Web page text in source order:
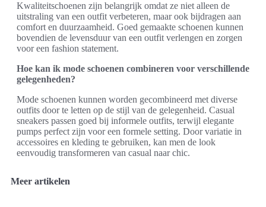
Kwaliteitschoenen zijn belangrijk omdat ze niet alleen de
uitstraling van een outfit verbeteren, maar ook bijdragen aan
comfort en duurzaamheid. Goed gemaakte schoenen kunnen
bovendien de levensduur van een outfit verlengen en zorgen
voor een fashion statement.
Hoe kan ik mode schoenen combineren voor verschillende
gelegenheden?
Mode schoenen kunnen worden gecombineerd met diverse
outfits door te letten op de stijl van de gelegenheid. Casual
sneakers passen goed bij informele outfits, terwijl elegante
pumps perfect zijn voor een formele setting. Door variatie in
accessoires en kleding te gebruiken, kan men de look
eenvoudig transformeren van casual naar chic.
Meer artikelen